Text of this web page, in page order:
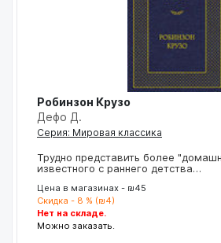
Робинзон Крузо
Дефо Д.
Серия: Мировая классика
Трудно представить более
известного с раннего детства…
Цена в магазинах - ₪45
Скидка - 8 % (₪4)
Нет на складе.
Можно заказать.